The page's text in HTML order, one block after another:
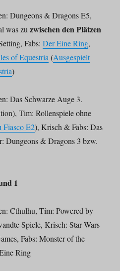
Dungeons & Dragons E5,
was zuzwischen den Plätzen
Fabs:Der Eine Ring,
of Equestria (Ausgespielt
)
Das Schwarze Auge 3.
Tim: Rollenspiele ohne
Fiasco E2), Krisch & Fabs: Das
Dungeons & Dragons 3 bzw.
1
Cthulhu, Tim: Powered by
Spiele, Krisch: Star Wars
Fabs: Monster of the
Ring